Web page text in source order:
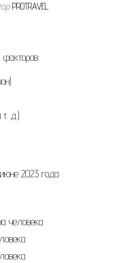
PROTRAVEL
д.)
2023 года:
человека